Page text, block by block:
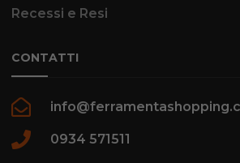
Recessi e Resi
CONTATTI
0934 571511